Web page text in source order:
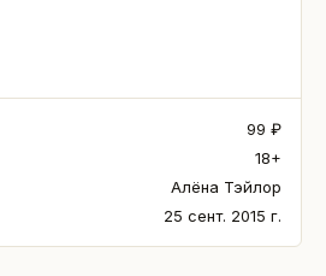
99 ₽
18+
Алёна Тэйлор
25 сент. 2015 г.